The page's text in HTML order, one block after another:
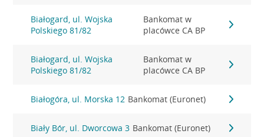
Białogard, ul. Wojska
Polskiego 81/82
Bankomat w
placówce CA BP
Białogard, ul. Wojska
Polskiego 81/82
Bankomat w
placówce CA BP
Białogóra, ul. Morska 12 Bankomat (Euronet)
Biały Bór, ul. Dworcowa 3 Bankomat (Euronet)